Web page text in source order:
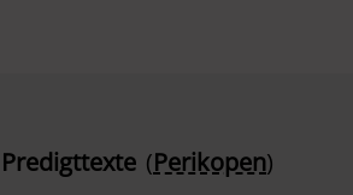
Predigttexte (Perikopen)